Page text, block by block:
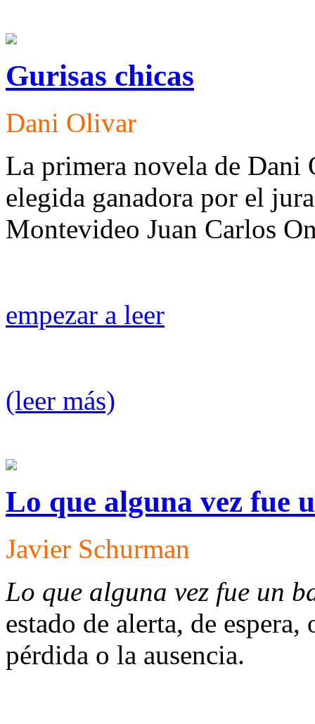
Gurisas chicas
Dani Olivar
La primera novela de
elegida ganadora por el
Montevideo Juan Carlos
empezar a leer
(leer más)
Lo que alguna vez fue
Javier Schurman
Lo que alguna vez fue un
estado de alerta, de
pérdida o la ausencia.